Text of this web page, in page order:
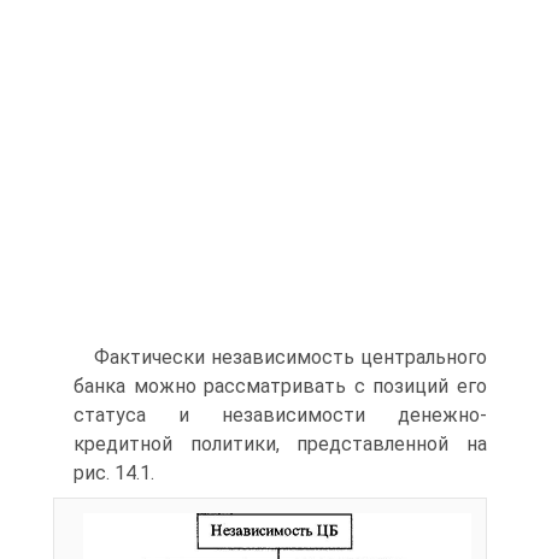
Фактически независимость центрального
банка можно рассмат­ривать с позиций его
статуса и независимости денежно-
кредитной политики, представленной на
рис. 14.1.